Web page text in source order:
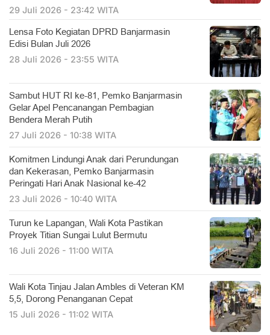
29 Juli 2026 - 23:42 WITA
Lensa Foto Kegiatan DPRD Banjarmasin
Edisi Bulan Juli 2026
28 Juli 2026 - 23:55 WITA
Sambut HUT RI ke-81, Pemko Banjarmasin
Gelar Apel Pencanangan Pembagian
Bendera Merah Putih
27 Juli 2026 - 10:38 WITA
Komitmen Lindungi Anak dari Perundungan
dan Kekerasan, Pemko Banjarmasin
Peringati Hari Anak Nasional ke-42
23 Juli 2026 - 10:40 WITA
Turun ke Lapangan, Wali Kota Pastikan
Proyek Titian Sungai Lulut Bermutu
16 Juli 2026 - 11:00 WITA
​Wali Kota Tinjau Jalan Ambles di Veteran KM
5,5, Dorong Penanganan Cepat
15 Juli 2026 - 11:02 WITA